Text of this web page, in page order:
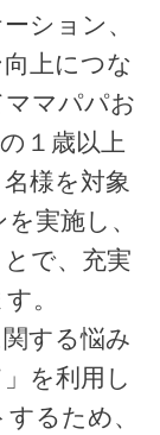
ション、
上につな
マパパお
１歳以上
様を対象
実施し、
で、充実
。
する悩み
を利用し
るため、